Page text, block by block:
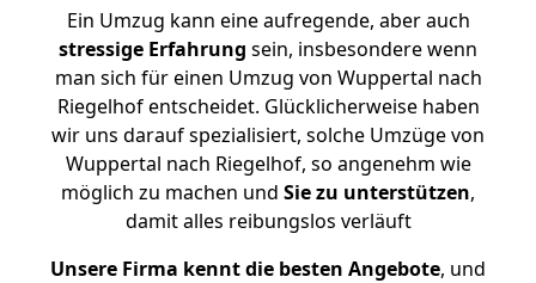
Ein Umzug kann eine aufregende, aber auch
stressige Erfahrung sein, insbesondere wenn
man sich für einen Umzug von Wuppertal nach
Riegelhof entscheidet. Glücklicherweise haben
wir uns darauf spezialisiert, solche Umzüge von
Wuppertal nach Riegelhof, so angenehm wie
möglich zu machen und Sie zu unterstützen,
damit alles reibungslos verläuft
Unsere Firma kennt die besten Angebote, und